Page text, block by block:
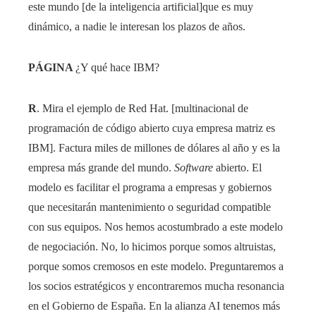
este mundo [de la inteligencia artificial]que es muy
dinámico, a nadie le interesan los plazos de años.
PÁGINA¿Y qué hace IBM?
R. Mira el ejemplo de Red Hat. [multinacional de
programación de código abierto cuya empresa matriz es
IBM]. Factura miles de millones de dólares al año y es la
empresa más grande del mundo. Software abierto. El
modelo es facilitar el programa a empresas y gobiernos
que necesitarán mantenimiento o seguridad compatible
con sus equipos. Nos hemos acostumbrado a este modelo
de negociación. No, lo hicimos porque somos altruistas,
porque somos cremosos en este modelo. Preguntaremos a
los socios estratégicos y encontraremos mucha resonancia
en el Gobierno de España. En la alianza AI tenemos más